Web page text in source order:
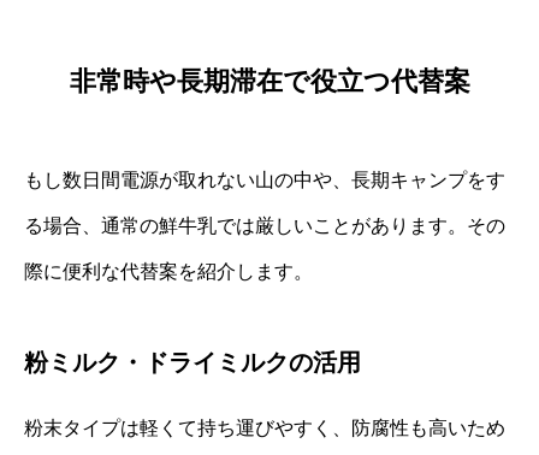
非常時や長期滞在で役立つ代替案
もし数日間電源が取れない山の中や、長期キャンプをす
る場合、通常の鮮牛乳では厳しいことがあります。その
際に便利な代替案を紹介します。
粉ミルク・ドライミルクの活用
粉末タイプは軽くて持ち運びやすく、防腐性も高いため